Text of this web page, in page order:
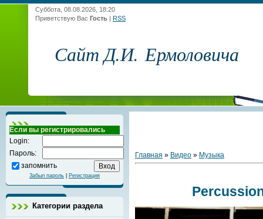
Суббота, 08.08.2026, 18:20
Приветствую Вас Гость | RSS
Сайт Д.И. Ермоловича
Если вы регистрировались
Login:
Пароль:
запомнить
Забыл пароль Регистрация
Категории раздела
Главная » Видео » Музыка